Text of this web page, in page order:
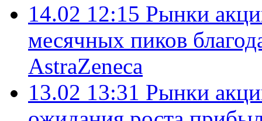
14.02 12:15 Рынки
месячных пиков
AstraZeneca
13.02 13:31 Рынки